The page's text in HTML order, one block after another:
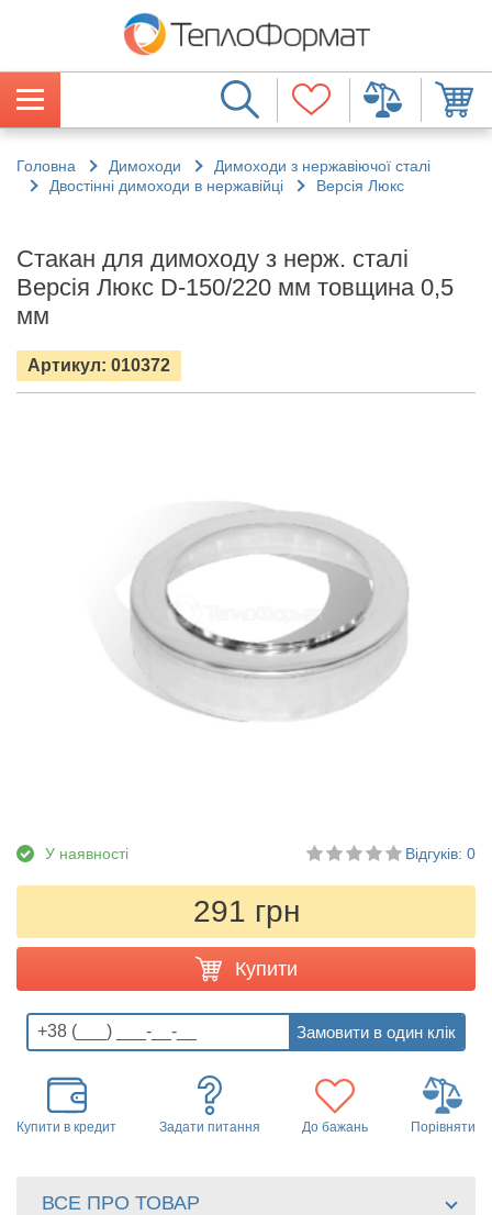
Головна Димоходи
Димоходи з нержавіючої сталі
Двостінні димоходи в нержавійці
Версія Люкс
Стакан для димоходу з нерж. сталі
Версія Люкс D-150/220 мм товщина 0,5
мм
Артикул: 010372
У наявності Відгуків: 0
291 грн
Купити
Купити в кредит Задати питання До бажань Порівняти
ВСЕ ПРО ТОВАР